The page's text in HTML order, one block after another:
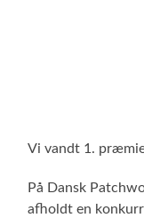
Vi vandt 1.
På Dansk
afholdt en